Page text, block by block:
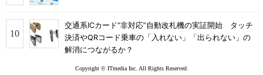
交通系ICカード“非対応”自動改札機の実証開始 タッチ
決済やQRコード乗車の「入れない」「出られない」の
解消につながるか？
Copyright © ITmedia Inc. All Rights Reserved.